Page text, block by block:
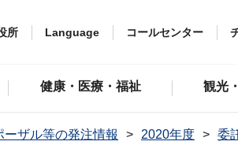
所 Language コールセンター
健康・医療・福祉 観光
ーザル等の発注情報 2020年度 委